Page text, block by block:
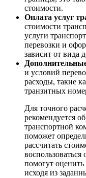
стоимости.
Оплата услуг
стоимости
услуги
перевозки и
зависит от вида
и условий
расходы, такие
транзитных
Для точного
рекомендуется
транспортной
поможет
рассчитать
помогут
исходя из